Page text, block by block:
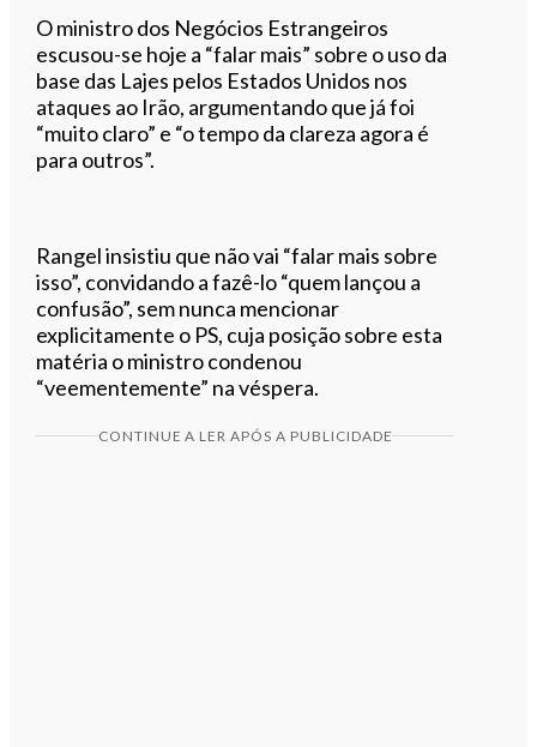
O ministro dos Negócios Estrangeiros
escusou-se hoje a “falar mais” sobre o uso da
base das Lajes pelos Estados Unidos nos
ataques ao Irão, argumentando que já foi
“muito claro” e “o tempo da clareza agora é
para outros”.
Rangel insistiu que não vai “falar mais sobre
isso”, convidando a fazê-lo “quem lançou a
confusão”, sem nunca mencionar
explicitamente o PS, cuja posição sobre esta
matéria o ministro condenou
“veementemente” na véspera.
CONTINUE A LER APÓS A PUBLICIDADE